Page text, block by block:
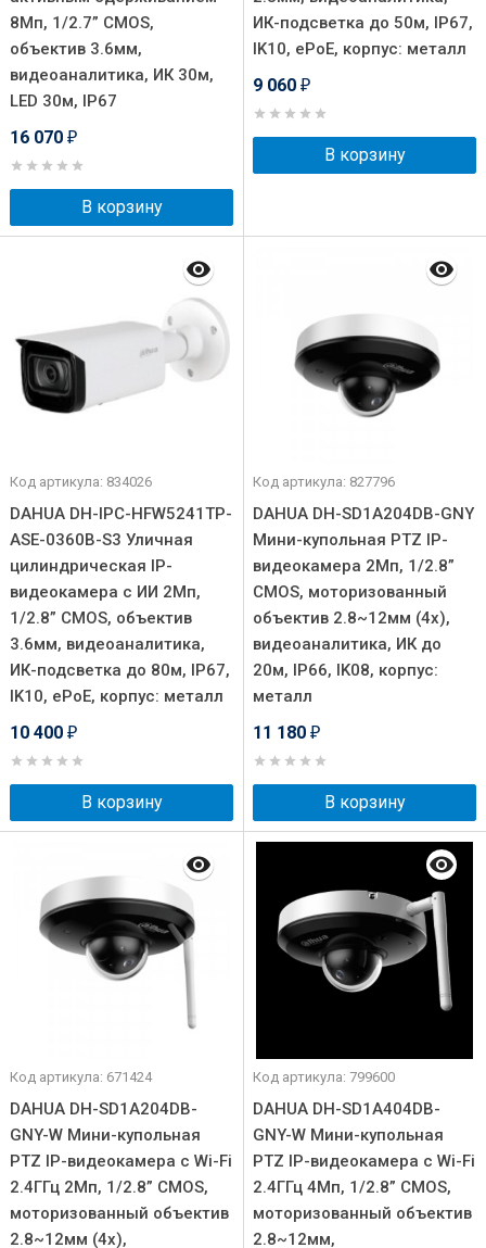
8Мп, 1/2.7” CMOS,
объектив 3.6мм,
видеоаналитика, ИК 30м,
LED 30м, IP67
16 070 ₽
В корзину
ИК-подсветка до 50м, IP67,
IK10, ePoE, корпус: металл
9 060 ₽
В корзину
Код артикула: 834026
DAHUA DH-IPC-HFW5241TP-
ASE-0360B-S3 Уличная
цилиндрическая IP-
видеокамера с ИИ 2Мп,
1/2.8” CMOS, объектив
3.6мм, видеоаналитика,
ИК-подсветка до 80м, IP67,
IK10, ePoE, корпус: металл
10 400 ₽
В корзину
Код артикула: 827796
DAHUA DH-SD1A204DB-GNY
Мини-купольная PTZ IP-
видеокамера 2Мп, 1/2.8”
CMOS, моторизованный
объектив 2.8~12мм (4x),
видеоаналитика, ИК до
20м, IP66, IK08, корпус:
металл
11 180 ₽
В корзину
Код артикула: 671424
DAHUA DH-SD1A204DB-
GNY-W Мини-купольная
PTZ IP-видеокамера с Wi-Fi
2.4ГГц 2Мп, 1/2.8” CMOS,
моторизованный объектив
2.8~12мм (4x),
Код артикула: 799600
DAHUA DH-SD1A404DB-
GNY-W Мини-купольная
PTZ IP-видеокамера с Wi-Fi
2.4ГГц 4Мп, 1/2.8” CMOS,
моторизованный объектив
2.8~12мм,